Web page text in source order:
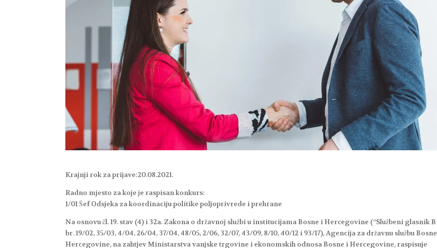
Krajnji rok za prijave:20.08.2021.
Radno mjesto za koje je raspisan konkurs:
1/01 Šef Odsjeka za koordinaciju politike poljoprivrede i prehrane
Na osnovu čl. 19. stav (4) i 32a. Zakona o državnoj službi u institucijama Bosne i Hercegovine (“Službeni glasnik
br. 19/02, 35/03, 4/04, 26/04, 37/04, 48/05, 2/06, 32/07, 43/09, 8/10, 40/12 i 93/17), Agencija za državnu službu
Hercegovine, na zahtjev Ministarstva vanjske trgovine i ekonomskih odnosa Bosne i Hercegovine, raspisuje